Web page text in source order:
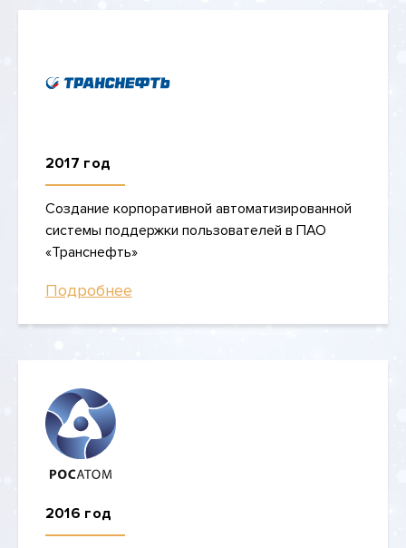
2017 год
Создание корпоративной автоматизированной
системы поддержки пользователей в ПАО
«Транснефть»
Подробнее
2016 год